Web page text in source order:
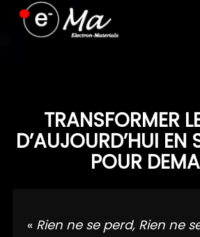
Skip
TRANSFORMER
D’AUJOURD’HUI EN
POUR
« Rien ne se perd, Rien ne